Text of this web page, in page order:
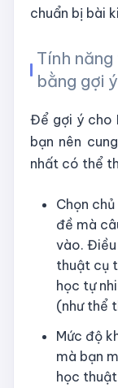
chuẩn bị bài
Tính
bằng gợi
Để gợi ý cho
bạn nên
nhất có thể
Chọn
đề mà
vào.
thuật cụ
học tự
(như thể
Mức độ
mà bạn
học